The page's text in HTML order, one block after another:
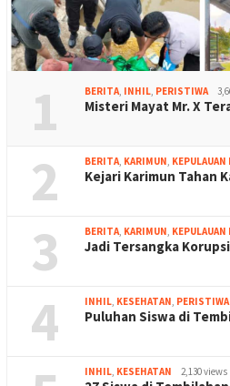
1 BERITA, INHIL, PERISTIWA
Misteri Mayat Mr. X
2 BERITA, KARIMUN, KEPULAUAN
Kejari Karimun Tahan
3 BERITA, KARIMUN, KEPULAUAN
Jadi Tersangka
4 INHIL, KESEHATAN, PERISTIWA
Puluhan Siswa di
INHIL, KESEHATAN 2,130 views